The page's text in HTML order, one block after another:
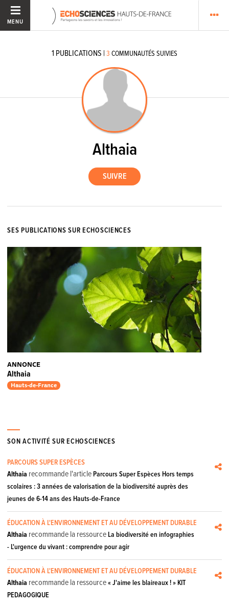
MENU
1 PUBLICATIONS | 3 COMMUNAUTÉS SUIVIES
Althaia
SES PUBLICATIONS SUR ECHOSCIENCES
ANNONCE
Althaia
Hauts-de-France
SON ACTIVITÉ SUR ECHOSCIENCES
PARCOURS SUPER ESPÈCES
Althaia recommande l'articleParcours Super Espèces Hors temps
scolaires : 3 années de valorisation de la biodiversité auprès des
jeunes de 6-14 ans des Hauts-de-France
ÉDUCATION À L'ENVIRONNEMENT ET AU DÉVELOPPEMENT DURABLE
Althaia recommande la ressourceLa biodiversité en infographies
- L'urgence du vivant : comprendre pour agir
ÉDUCATION À L'ENVIRONNEMENT ET AU DÉVELOPPEMENT DURABLE
Althaia recommande la ressource« J'aime les blaireaux ! » KIT
PEDAGOGIQUE